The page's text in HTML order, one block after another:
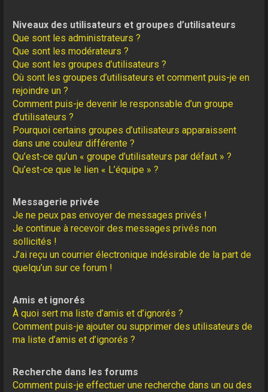
Niveaux des utilisateurs et groupes d’utilisateurs
Que sont les administrateurs ?
Que sont les modérateurs ?
Que sont les groupes d’utilisateurs ?
Où sont les groupes d’utilisateurs et comment puis-je en
rejoindre un ?
Comment puis-je devenir le responsable d’un groupe
d’utilisateurs ?
Pourquoi certains groupes d’utilisateurs apparaissent
dans une couleur différente ?
Qu’est-ce qu’un « groupe d’utilisateurs par défaut » ?
Qu’est-ce que le lien « L’équipe » ?
Messagerie privée
Je ne peux pas envoyer de messages privés !
Je continue à recevoir des messages privés non
sollicités !
J’ai reçu un courrier électronique indésirable de la part de
quelqu’un sur ce forum !
Amis et ignorés
À quoi sert ma liste d’amis et d’ignorés ?
Comment puis-je ajouter ou supprimer des utilisateurs de
ma liste d’amis et d’ignorés ?
Recherche dans les forums
Comment puis-je effectuer une recherche dans un ou des